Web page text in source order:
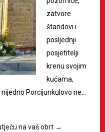
zatvore
štandovi i
posljednji
posjetitelji
krenu svojim
kućama,
Porcijunkulovo ne…
na vaš obrt →